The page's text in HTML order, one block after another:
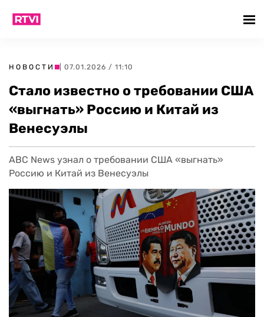
НОВОСТИ | 07.01.2026 / 11:10
Стало известно о требовании США
«выгнать» Россию и Китай из
Венесуэлы
ABC News узнал о требовании США «выгнать»
Россию и Китай из Венесуэлы